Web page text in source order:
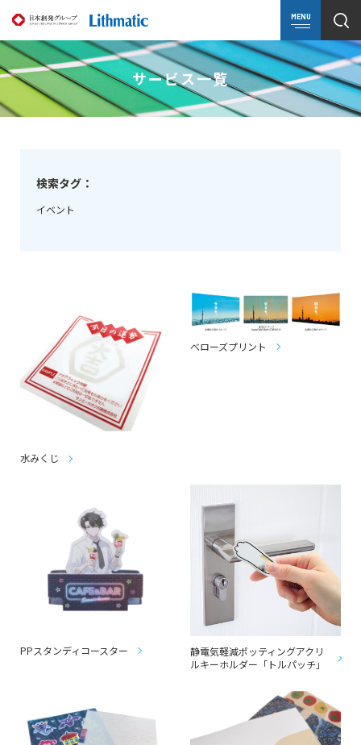
MENU
サービス一覧
検索タグ：
イベント
水みくじ
べローズプリント
PPスタンディコースター
静電気軽減ポッティングアクリ
ルキーホルダー「トルパッチ」